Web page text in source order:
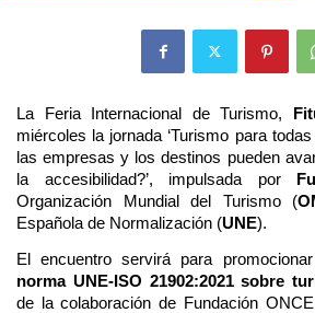
La Feria Internacional de Turismo,
miércoles la jornada ‘Turismo para
las empresas y los destinos pueden
la accesibilidad?’, impulsada por
Organización Mundial del Turismo (
Española de Normalización (UNE).
El encuentro servirá para
norma UNE-ISO 21902:2021 sobre
de la colaboración de Fundación